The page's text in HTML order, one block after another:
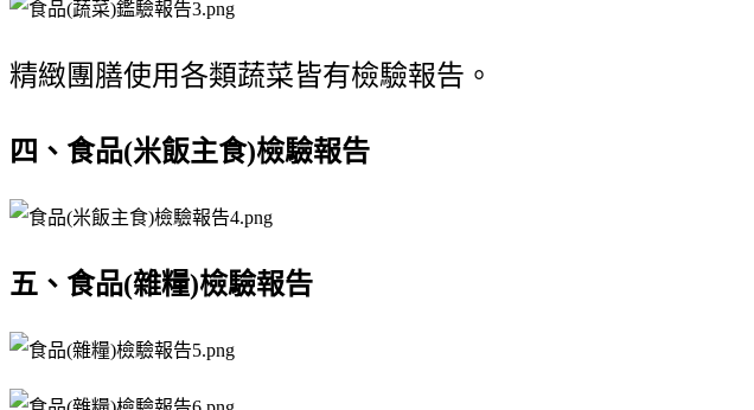
精緻團膳使用各類蔬菜皆有檢驗報告。
四、食品(米飯主食)檢驗報告
五、食品(雜糧)檢驗報告